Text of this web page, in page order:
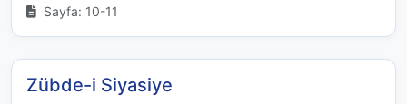
Sayfa: 10-11
Zübde-i Siyasiye